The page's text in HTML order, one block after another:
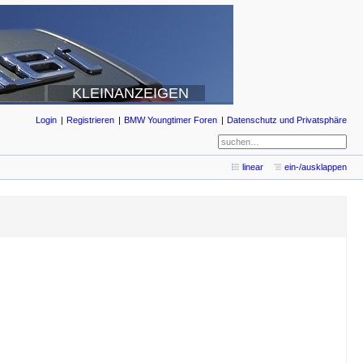
KLEINANZEIGEN
Login Registrieren BMW Youngtimer Foren Datenschutz und Privatsphäre
linear ein-/ausklappen